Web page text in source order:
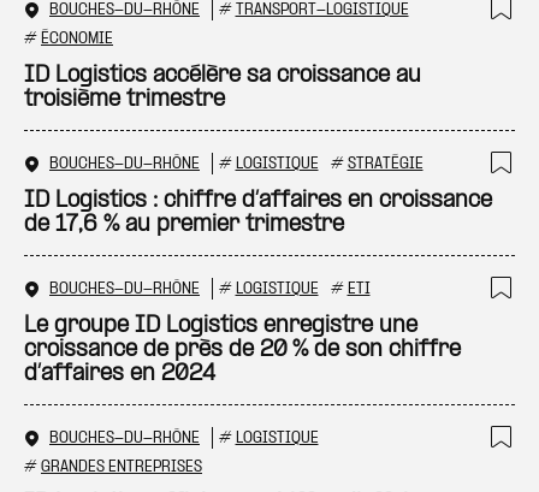
BOUCHES-DU-RHÔNE # TRANSPORT-LOGISTIQUE
# ÉCONOMIE
ID Logistics accélère sa croissance au
troisième trimestre
BOUCHES-DU-RHÔNE # LOGISTIQUE # STRATÉGIE
ID Logistics : chiffre d’affaires en croissance
de 17,6 % au premier trimestre
BOUCHES-DU-RHÔNE # LOGISTIQUE # ETI
Le groupe ID Logistics enregistre une
croissance de près de 20 % de son chiffre
d’affaires en 2024
BOUCHES-DU-RHÔNE # LOGISTIQUE
# GRANDES ENTREPRISES